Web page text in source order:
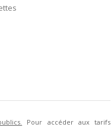
Pour accéder aux tarifs